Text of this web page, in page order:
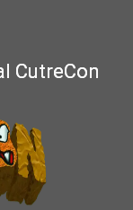
CutreCon